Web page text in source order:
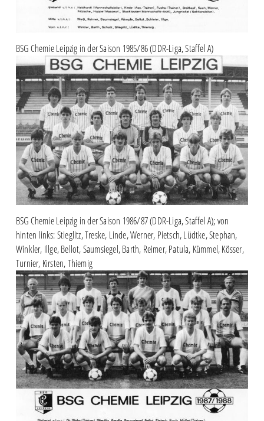
BSG Chemie Leipzig in der Saison 1985/86 (DDR-Liga, Staffel A)
BSG Chemie Leipzig in der Saison 1986/87 (DDR-Liga, Staffel A); von
hinten links: Stieglitz, Treske, Linde, Werner, Pietsch, Lüdtke, Stephan,
Winkler, Illge, Bellot, Saumsiegel, Barth, Reimer, Patula, Kümmel, Kösser,
Turnier, Kirsten, Thiemig